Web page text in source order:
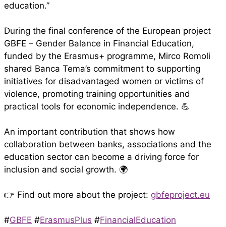
education.”
During the final conference of the European project
GBFE – Gender Balance in Financial Education,
funded by the Erasmus+ programme, Mirco Romoli
shared Banca Tema’s commitment to supporting
initiatives for disadvantaged women or victims of
violence, promoting training opportunities and
practical tools for economic independence. 💪
An important contribution that shows how
collaboration between banks, associations and the
education sector can become a driving force for
inclusion and social growth. 🌍
👉 Find out more about the project: gbfeproject.eu
#GBFE #ErasmusPlus #FinancialEducation